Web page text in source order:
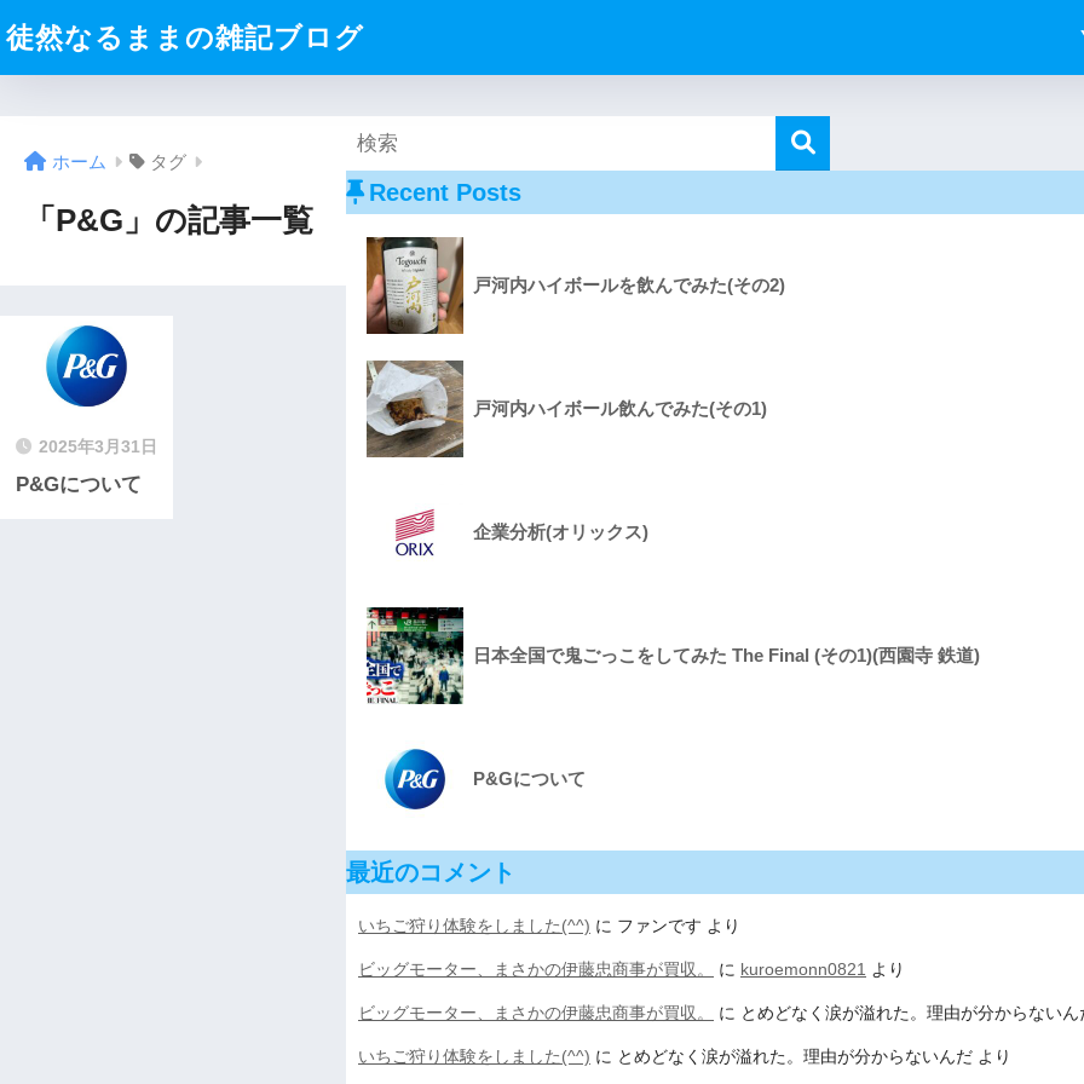
徒然なるままの雑記ブログ
ホーム タグ
「P&G」の記事一覧
2025年3月31日
P&Gについて
Recent Posts
戸河内ハイボールを飲んでみた(その2)
戸河内ハイボール飲んでみた(その1)
企業分析(オリックス)
日本全国で鬼ごっこをしてみた The Final (その1)(西園寺 鉄道)
P&Gについて
最近のコメント
いちご狩り体験をしました(^^) に ファンです より
ビッグモーター、まさかの伊藤忠商事が買収。 に kuroemonn0821 より
ビッグモーター、まさかの伊藤忠商事が買収。 に とめどなく涙が溢れた。理由が分からないん
いちご狩り体験をしました(^^) に とめどなく涙が溢れた。理由が分からないんだ より